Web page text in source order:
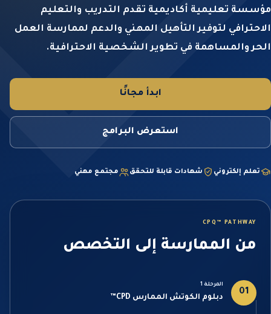
مؤسسة تعليمية أكاديمية تقدم التدريب والتعليم
الاحترافي لتوفير التأهيل المهني والدعم لممارسة العمل
الحر والمساهمة في تطوير الشخصية الاحترافية.
ابدأ مجانًا
استعرض البرامج
تعلم إلكتروني شهادات قابلة للتحقق مجتمع مهني
CPQ™ PATHWAY
من الممارسة إلى التخصص
01
المرحلة 1
دبلوم الكوتش الممارس CPD™